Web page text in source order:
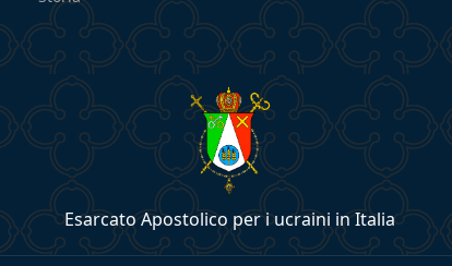
Esarcato Apostolico per i ucraini in Italia